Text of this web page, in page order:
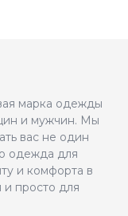
марка одежды
и мужчин. Мы
вас не один
одежда для
и комфорта в
и просто для